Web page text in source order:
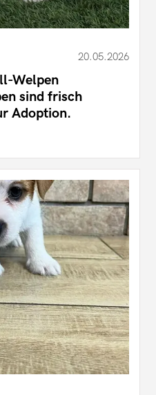
20.05.2026
Welpen
sind frisch
Adoption.